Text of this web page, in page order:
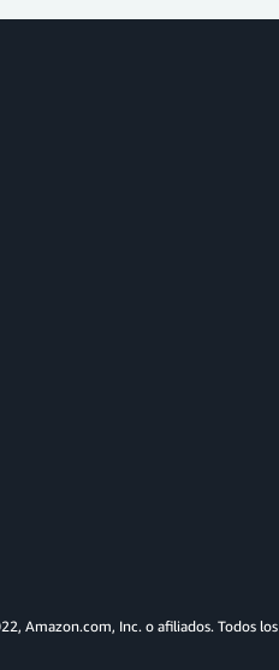
Amazon.com, Inc. o afiliados. Todos los